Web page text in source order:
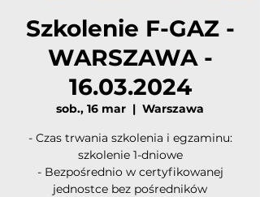
Szkolenie F-GAZ -
WARSZAWA -
16.03.2024
sob., 16 mar
  |
Warszawa
- Czas trwania szkolenia i egzaminu:
szkolenie 1-dniowe
- Bezpośrednio w certyfikowanej
jednostce bez pośredników